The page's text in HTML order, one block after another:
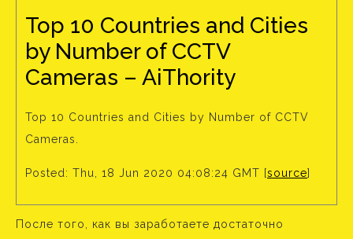
Top 10 Countries and Cities
by Number of CCTV
Cameras – AiThority
Top 10 Countries and Cities by Number of CCTV
Cameras.
Posted: Thu, 18 Jun 2020 04:08:24 GMT [source]
После того, как вы заработаете достаточно